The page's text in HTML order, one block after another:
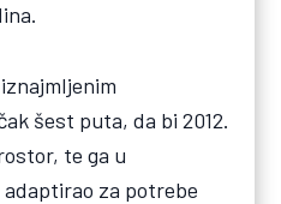
šest puta, da bi 2012.
te ga u
za potrebe